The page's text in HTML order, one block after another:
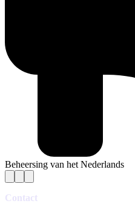
Beheersing van het Nederlands
Contact